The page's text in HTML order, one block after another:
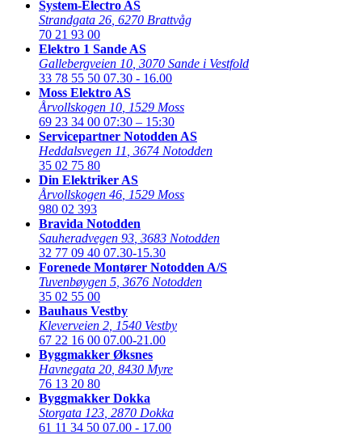
System-Electro AS
Strandgata 26 6270 Brattvåg
70 21 93 00
Elektro 1 Sande AS
Gallebergveien 10 3070 Sande i Vestfold
33 78 55 50 07.30 - 16.00
Moss Elektro AS
Årvollskogen 10 1529 Moss
69 23 34 00 07:30 – 15:30
Servicepartner Notodden AS
Heddalsvegen 11 3674 Notodden
35 02 75 80
Din Elektriker AS
Årvollskogen 46 1529 Moss
980 02 393
Bravida Notodden
Sauheradvegen 93 3683 Notodden
32 77 09 40 07.30-15.30
Forenede Montører Notodden A/S
Tuvenbøygen 5 3676 Notodden
35 02 55 00
Bauhaus Vestby
Kleverveien 2 1540 Vestby
67 22 16 00 07.00-21.00
Byggmakker Øksnes
Havnegata 20 8430 Myre
76 13 20 80
Byggmakker Dokka
Storgata 123 2870 Dokka
61 11 34 50 07.00 - 17.00